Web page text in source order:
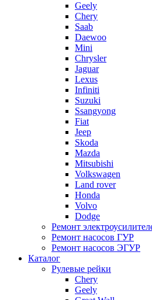
Geely
Chery
Saab
Daewoo
Mini
Chrysler
Jaguar
Lexus
Infiniti
Suzuki
Ssangyong
Fiat
Jeep
Skoda
Mazda
Mitsubishi
Volkswagen
Land rover
Honda
Volvo
Dodge
Ремонт
Ремонт насосов ГУР
Ремонт насосов ЭГУР
Каталог
Рулевые рейки
Chery
Geely